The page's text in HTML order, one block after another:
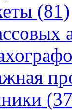
(81)